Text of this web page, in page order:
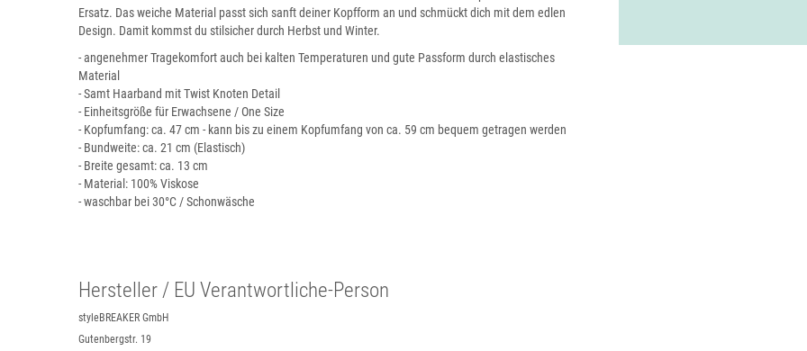
Ersatz. Das weiche Material passt sich sanft deiner Kopfform an und schmückt dich mit dem edlen
Design. Damit kommst du stilsicher durch Herbst und Winter.
- angenehmer Tragekomfort auch bei kalten Temperaturen und gute Passform durch elastisches
Material
- Samt Haarband mit Twist Knoten Detail
- Einheitsgröße für Erwachsene / One Size
- Kopfumfang: ca. 47 cm - kann bis zu einem Kopfumfang von ca. 59 cm bequem getragen werden
- Bundweite: ca. 21 cm (Elastisch)
- Breite gesamt: ca. 13 cm
- Material: 100% Viskose
- waschbar bei 30°C / Schonwäsche
Hersteller / EU Verantwortliche-Person
styleBREAKER GmbH
Gutenbergstr. 19